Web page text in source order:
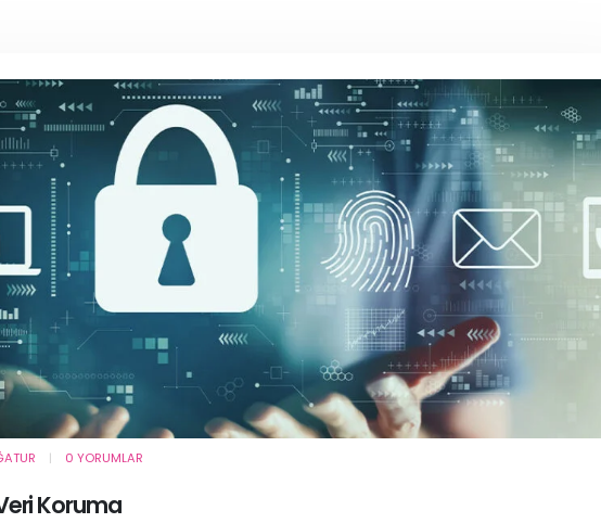
0 YORUMLAR
Koruma